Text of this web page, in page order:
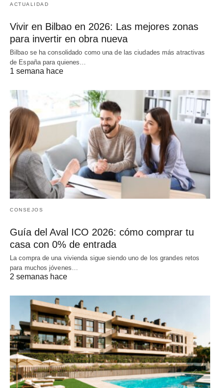
ACTUALIDAD
Vivir en Bilbao en 2026: Las mejores zonas
para invertir en obra nueva
Bilbao se ha consolidado como una de las ciudades más atractivas
de España para quienes…
1 semana hace
CONSEJOS
Guía del Aval ICO 2026: cómo comprar tu
casa con 0% de entrada
La compra de una vivienda sigue siendo uno de los grandes retos
para muchos jóvenes…
2 semanas hace